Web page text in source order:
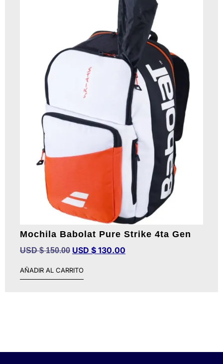
Mochila Babolat Pure Strike 4ta Gen
USD $150.00 USD $ 130.00
AÑADIR AL CARRITO